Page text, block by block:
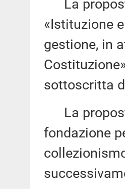
La
«Istituzione
gestione, in
sottoscritta
La
fondazione